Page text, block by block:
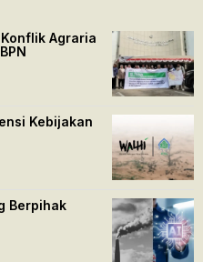
Agraria
Kebijakan
Berpihak